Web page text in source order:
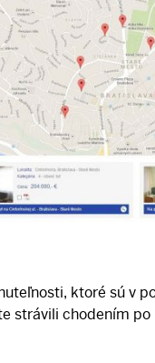
ktoré sú v
strávili chodením